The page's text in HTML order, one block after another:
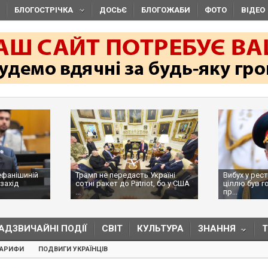
БЛОГОСТРІЧКА ДОСЬЄ БЛОГОЖАБИ ФОТО ВІДЕО
Трамп не передасть Україні
сотні ракет до Patriot, бо у США
...
Вибух у
ціллю був
пр...
ПОДІЇ СВІТ КУЛЬТУРА ЗНАННЯ
ПОДВИГИ УКРАЇНЦІВ